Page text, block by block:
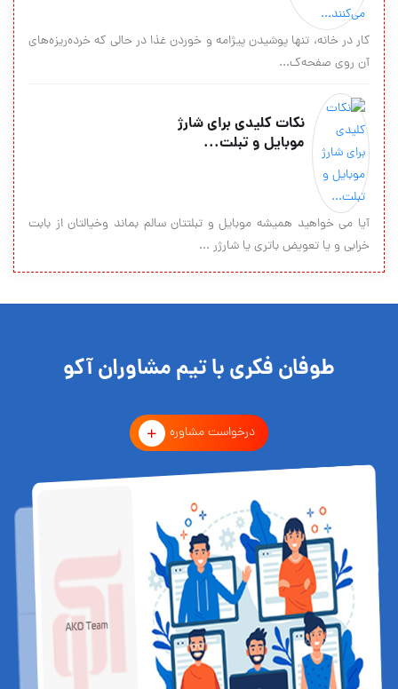
کار در خانه، تنها پوشیدن پیژامه و خوردن غذا در حالی که خرده‌ریزه‌های
آن روی صفحه‌ک...
نکات کلیدی برای شارژ
موبایل و تبلت...
آیا می خواهید همیشه موبایل و تبلتتان سالم بماند وخیالتان از بابت
خرابی و یا تعویض باتری یا شارژر ...
طوفان فکری با تیم مشاوران آکو
درخواست مشاوره